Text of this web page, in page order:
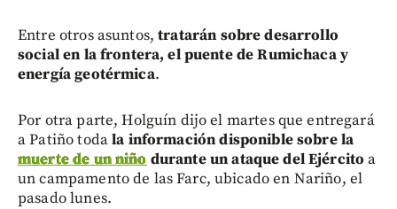
Entre otros asuntos,tratarán sobre desarrollo
social en la frontera, el puente de Rumichaca y
energía geotérmica.
Por otra parte, Holguín dijo el martes que entregará
a Patiño todala información disponible sobre la
muerte de un niño durante un ataque del Ejército a
un campamento de las Farc, ubicado en Nariño, el
pasado lunes.